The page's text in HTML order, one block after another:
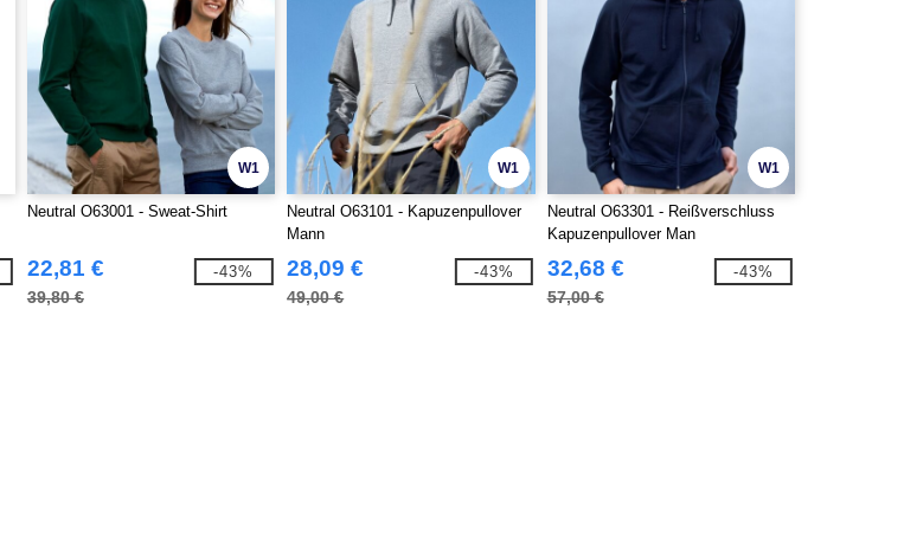
W1
Neutral O63001 - Sweat-Shirt
22,81 €
39,80 €
-43%
W1
Neutral O63101 - Kapuzenpullover
Mann
28,09 €
49,00 €
-43%
W1
Neutral O63301 - Reißverschluss
Kapuzenpullover Man
32,68 €
57,00 €
-43%